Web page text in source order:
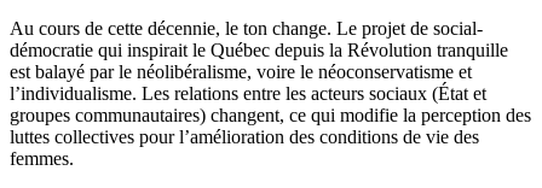
Au cours de cette décennie, le ton change. Le projet de social-
démocratie qui inspirait le Québec depuis la Révolution tranquille
est balayé par le néolibéralisme, voire le néoconservatisme et
l’individualisme. Les relations entre les acteurs sociaux (État et
groupes communautaires) changent, ce qui modifie la perception des
luttes collectives pour l’amélioration des conditions de vie des
femmes.